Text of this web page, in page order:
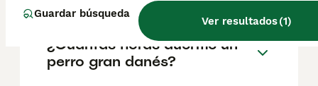
Guardar búsqueda
Ver resultados(1)
¿Cuántas horas duerme un
perro gran danés?